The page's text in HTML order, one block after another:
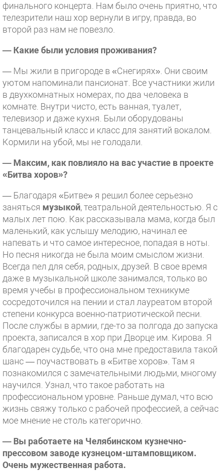
финального концерта. Нам было очень приятно, что
телезрители наш хор вернули в игру, правда, во
второй раз нам не повезло.
— Какие были условия проживания?
— Мы жили в пригороде в «Снегирях». Они своим
уютом напоминали пансионат. Все участники жили
в двухкомнатных номерах, по два человека в
комнате. Внутри чисто, есть ванная, туалет,
телевизор и даже кухня. Были оборудованы
танцевальный класс и класс для занятий вокалом.
Кормили на убой, мы не голодали.
— Максим, как повлияло на вас участие в проекте
«Битва хоров»?
— Благодаря «Битве» я решил более серьезно
заняться музыкой, театральной деятельностью. Я с
малых лет пою. Как рассказывала мама, когда был
маленький, как услышу мелодию, начинал ее
напевать и что самое интересное, попадая в ноты.
Но песня никогда не была моим смыслом жизни.
Всегда пел для себя, родных, друзей. В свое время
даже в музыкальной школе занимался, только во
время учебы в профессиональном техникуме
сосредоточился на пении и стал лауреатом второй
степени конкурса военно-патриотической песни.
После службы в армии, где-то за полгода до запуска
проекта, записался в хор при Дворце им. Кирова. Я
благодарен судьбе, что она мне предоставила такой
шанс — поучаствовать в «Битве хоров». Там я
познакомился с замечательными людьми, многому
научился. Узнал, что такое работать на
профессиональном уровне. Раньше думал, что всю
жизнь свяжу только с рабочей профессией, а сейчас
мое мнение не столь категорично.
— Вы работаете на Челябинском кузнечно-
прессовом заводе кузнецом-штамповщиком.
Очень мужественная работа.